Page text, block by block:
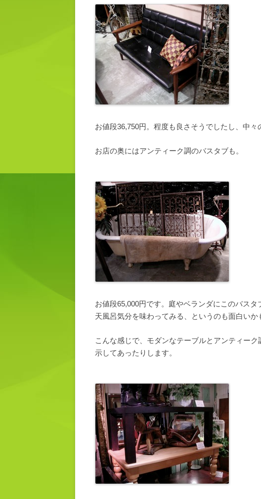
お値段36,750円。程度も良さそうでしたし、中々
お店の奥にはアンティーク調のバスタブも。
お値段65,000円です。庭やベランダにこのバス
天風呂気分を味わってみる、というのも面白いか
こんな感じで、モダンなテーブルとアンティー
示してあったりします。